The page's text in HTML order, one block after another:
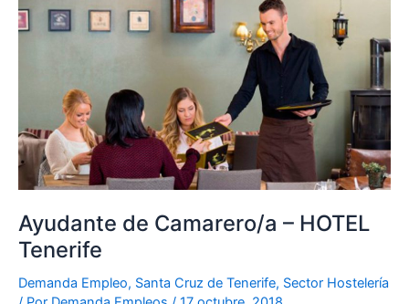
Ayudante de Camarero/a – HOTEL
Tenerife
Demanda Empleo, Santa Cruz de Tenerife, Sector Hostelería
de
Camarero/a
Tenerife